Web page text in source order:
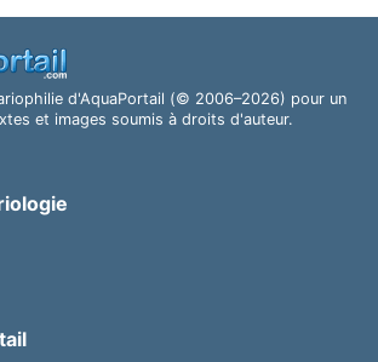
d'AquaPortail (© 2006–2026) pour un
et images soumis à droits d'auteur.